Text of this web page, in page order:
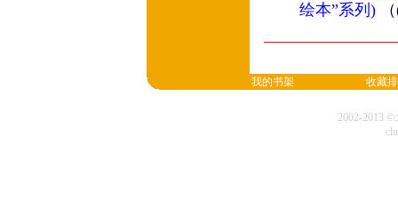
绘本”系列)
我的书架 收藏
2002-2013